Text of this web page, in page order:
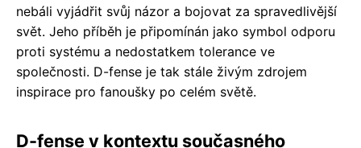
nebáli vyjádřit svůj názor a bojovat za spravedlivější
svět. Jeho příběh je připomínán jako symbol odporu
proti systému a nedostatkem tolerance ve
společnosti. D-fense je tak stále živým zdrojem
inspirace pro fanoušky po celém světě.
D-fense v kontextu současného